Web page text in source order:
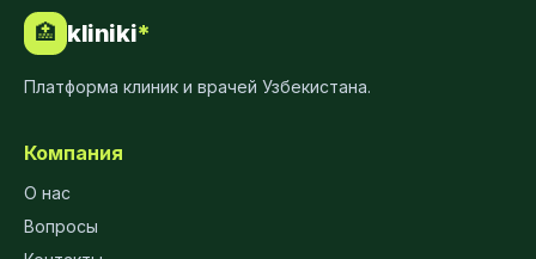
🏥 kliniki*
Платформа клиник и врачей Узбекистана.
Компания
О нас
Вопросы